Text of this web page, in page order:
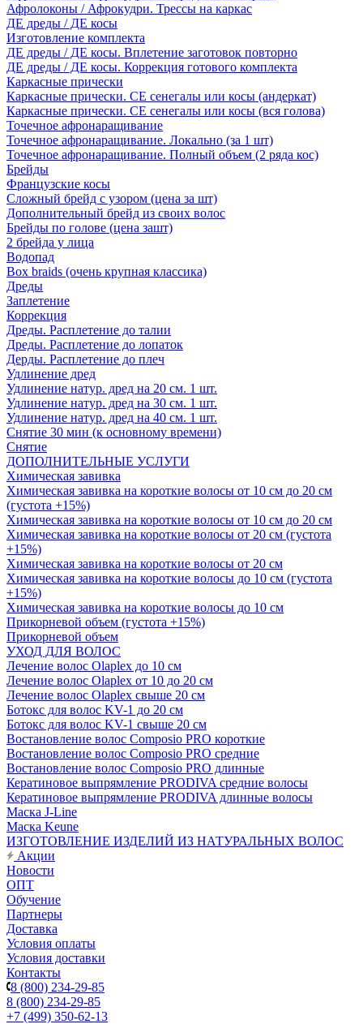
Афролоконы / Афрокудри. Трессы на каркас
ДЕ дреды / ДЕ косы
Изготовление комплекта
ДЕ дреды / ДЕ косы. Вплетение заготовок повторно
ДЕ дреды / ДЕ косы. Коррекция готового комплекта
Каркасные прически
Каркасные прически. СЕ сенегалы или косы (андеркат)
Каркасные прически. СЕ сенегалы или косы (вся голова)
Точечное афронаращивание
Точечное афронаращивание. Локально (за 1 шт)
Точечное афронаращивание. Полный объем (2 ряда кос)
Брейды
Французские косы
Сложный брейд с узором (цена за шт)
Дополнительный брейд из своих волос
Брейды по голове (цена зашт)
2 брейда у лица
Водопад
Box braids (очень крупная классика)
Дреды
Заплетение
Коррекция
Дреды. Расплетение до талии
Дреды. Расплетение до лопаток
Дерды. Расплетение до плеч
Удлинение дред
Удлинение натур. дред на 20 см. 1 шт.
Удлинение натур. дред на 30 см. 1 шт.
Удлинение натур. дред на 40 см. 1 шт.
Снятие 30 мин (к основному времени)
Снятие
ДОПОЛНИТЕЛЬНЫЕ УСЛУГИ
Химическая завивка
Химическая завивка на короткие волосы от 10 см до 20 см
(густота +15%)
Химическая завивка на короткие волосы от 10 см до 20 см
Химическая завивка на короткие волосы от 20 см (густота
+15%)
Химическая завивка на короткие волосы от 20 см
Химическая завивка на короткие волосы до 10 см (густота
+15%)
Химическая завивка на короткие волосы до 10 см
Прикорневой объем (густота +15%)
Прикорневой объем
УХОД ДЛЯ ВОЛОС
Лечение волос Olapleх до 10 см
Лечение волос Olapleх от 10 до 20 см
Лечение волос Olapleх свыше 20 см
Ботокс для волос KV-1 до 20 см
Ботокс для волос KV-1 свыше 20 см
Востановление волос Composio PRO короткие
Востановление волос Composio PRO средние
Востановление волос Composio PRO длинные
Кератиновое выпрямление PRODIVA средние волосы
Кератиновое выпрямление PRODIVA длинные волосы
Маска J-Line
Маска Keune
ИЗГОТОВЛЕНИЕ ИЗДЕЛИЙ ИЗ НАТУРАЛЬНЫХ ВОЛОС
Акции
Новости
ОПТ
Обучение
Партнеры
Доставка
Условия оплаты
Условия доставки
Контакты
8 (800) 234-29-85
8 (800) 234-29-85
+7 (499) 350-62-13